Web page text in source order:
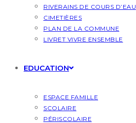
RIVERAINS DE COURS D’EAU
CIMETIÈRES
PLAN DE LA COMMUNE
LIVRET VIVRE ENSEMBLE
EDUCATION
ESPACE FAMILLE
SCOLAIRE
PÉRISCOLAIRE